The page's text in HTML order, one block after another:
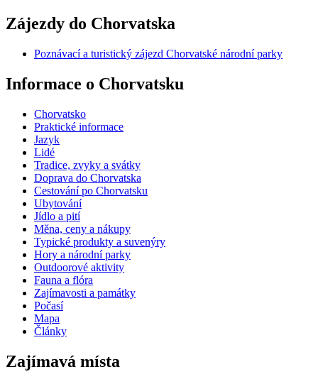
Zájezdy do Chorvatska
Poznávací a turistický zájezd Chorvatské národní parky
Informace o Chorvatsku
Chorvatsko
Praktické informace
Jazyk
Lidé
Tradice, zvyky a svátky
Doprava do Chorvatska
Cestování po Chorvatsku
Ubytování
Jídlo a pití
Měna, ceny a nákupy
Typické produkty a suvenýry
Hory a národní parky
Outdoorové aktivity
Fauna a flóra
Zajímavosti a památky
Počasí
Mapa
Články
Zajímavá místa